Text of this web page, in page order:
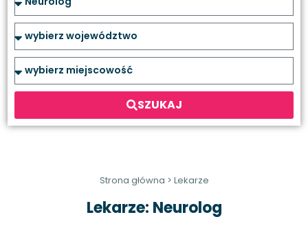
SZUKAJ
Strona główna > Lekarze
Lekarze: Neurolog